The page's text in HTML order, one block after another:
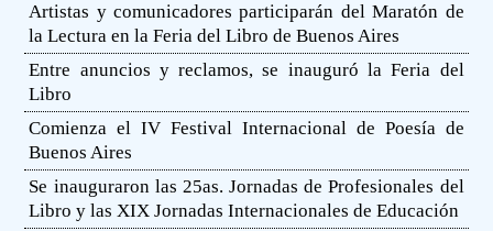
Artistas y comunicadores participarán del Maratón de
la Lectura en la Feria del Libro de Buenos Aires
Entre anuncios y reclamos, se inauguró la Feria del
Libro
Comienza el IV Festival Internacional de Poesía de
Buenos Aires
Se inauguraron las 25as. Jornadas de Profesionales del
Libro y las XIX Jornadas Internacionales de Educación